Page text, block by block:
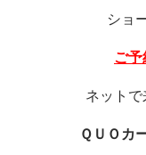
ショ
ご予
ネットで
ＱＵＯカ